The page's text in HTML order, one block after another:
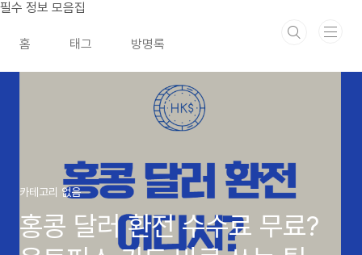
본문 바로가기
필수 정보 모음집
홈 태그 방명록
카테고리 없음
홍콩 달러 환전 수수료 무료?